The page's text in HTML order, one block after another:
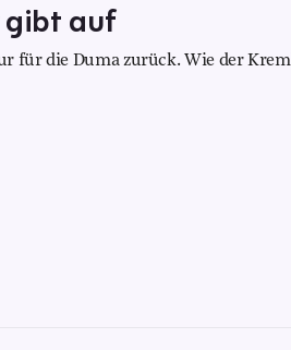
gibt auf
für die Duma zurück. Wie der